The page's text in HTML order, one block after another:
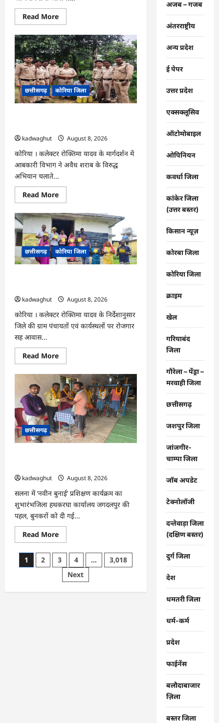
Read MoreRead
more
CG
:
नेशनल
लोक
अदालत
एवं
‘मध्यस्थता
राष्ट्र
के
लिए‘
3.0
समीक्षा
…
छत्तीसगढ़ कोरिया जिला
kadwaghut
August 8, 2026
कोरिया । कलेक्टर रोक्तिमा यादव के मार्गदर्शन में
आबकारी विभाग ने अवैध शराब के विरुद्ध
अभियान चलाते...
Read MoreRead
more
CG
:
अवैध
शराब
पर
आबकारी
का
शिकंजा,
की
अंग्रेजी
शराब
जब्त
…
छत्तीसगढ़ कोरिया जिला
kadwaghut
August 8, 2026
कोरिया । कलेक्टर रोक्तिमा यादव के निर्देशानुसार
जिले की ग्राम पंचायतों एवं कार्यस्थलों पर रोजगार
सह आवास...
Read MoreRead
more
CG
:
ग्राम
पंचायतों
में
रोजगार
सह
आवास
दिवस
आयोजित
…
छत्तीसगढ़
kadwaghut
August 8, 2026
सलना में ‘नवीन बुनाई’ प्रशिक्षण कार्यक्रम का
शुभारंभजिला हथकरघा कार्यालय जगदलपुर की
पहल, बुनकरों को दी गई...
Read MoreRead
more
CG
:
राष्ट्रीय
हथकरघा
दिवस
Posts
1 2 3 4 …
3,018
Next
अजब – गजब
अंतरराष्ट्रीय
अन्य प्रदेश
ई पेपर
उत्तर प्रदेश
एक्सक्लूसिव
ऑटोमोबाइल
ओपिनियन
कवर्धा जिला
कांकेर जिला
(उत्तर बस्तर)
किसान न्यूज़
कोरबा जिला
कोरिया जिला
क्राइम
खेल
गरियाबंद
जिला
गौरेला – पेंड्रा –
मरवाही जिला
छत्तीसगढ़
जशपुर जिला
जांजगीर-
चाम्पा जिला
जॉब अपडेट
टेक्नोलॉजी
दन्तेवाड़ा जिला
(दक्षिण बस्तर)
दुर्ग जिला
देश
धमतरी जिला
धर्म-कर्म
प्रदेश
फाईनेंस
बलौदाबाजार
ज़िला
बस्तर जिला